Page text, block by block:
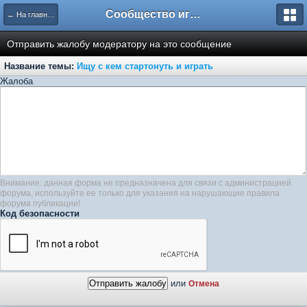
← На главную Сообщество игроков L2BesT.Org
Отправить жалобу модератору на это сообщение
Название темы: Ищу с кем стартонуть и играть
Жалоба
Внимание: данная форма не предназначена для связи с администрацией
форума, используйте ее только для указания на нарушающие правила
форума публикации!
Код безопасности
или Отмена